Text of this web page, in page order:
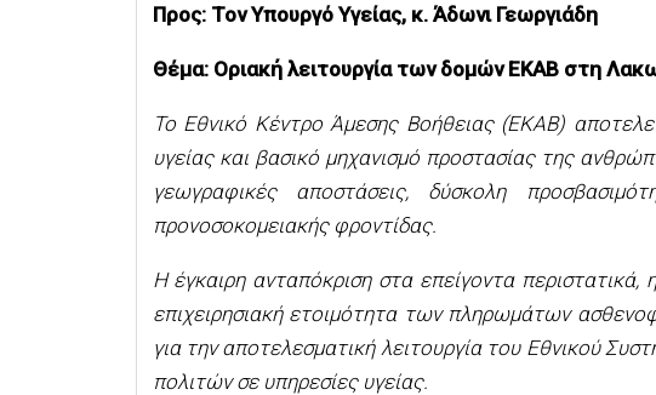
Προς: Τον Υπουργό Υγείας, κ. Άδωνι Γεωργιάδη
Θέμα: Οριακή λειτουργία των δομών ΕΚΑΒ στη
Το Εθνικό Κέντρο Άμεσης Βοήθειας (ΕΚΑΒ)
υγείας και βασικό μηχανισμό προστασίας της
γεωγραφικές αποστάσεις, δύσκολη
προνοσοκομειακής φροντίδας.
Η έγκαιρη ανταπόκριση στα επείγοντα
επιχειρησιακή ετοιμότητα των πληρωμάτων
για την αποτελεσματική λειτουργία του Εθνικού
πολιτών σε υπηρεσίες υγείας.